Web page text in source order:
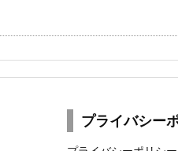
プライバシー